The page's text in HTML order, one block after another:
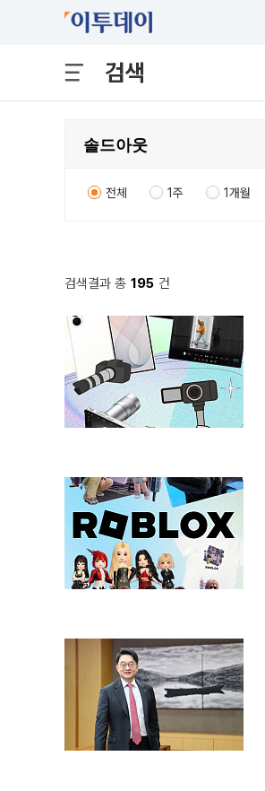
검색
전체 1주 1개월
검색결과 총 195 건